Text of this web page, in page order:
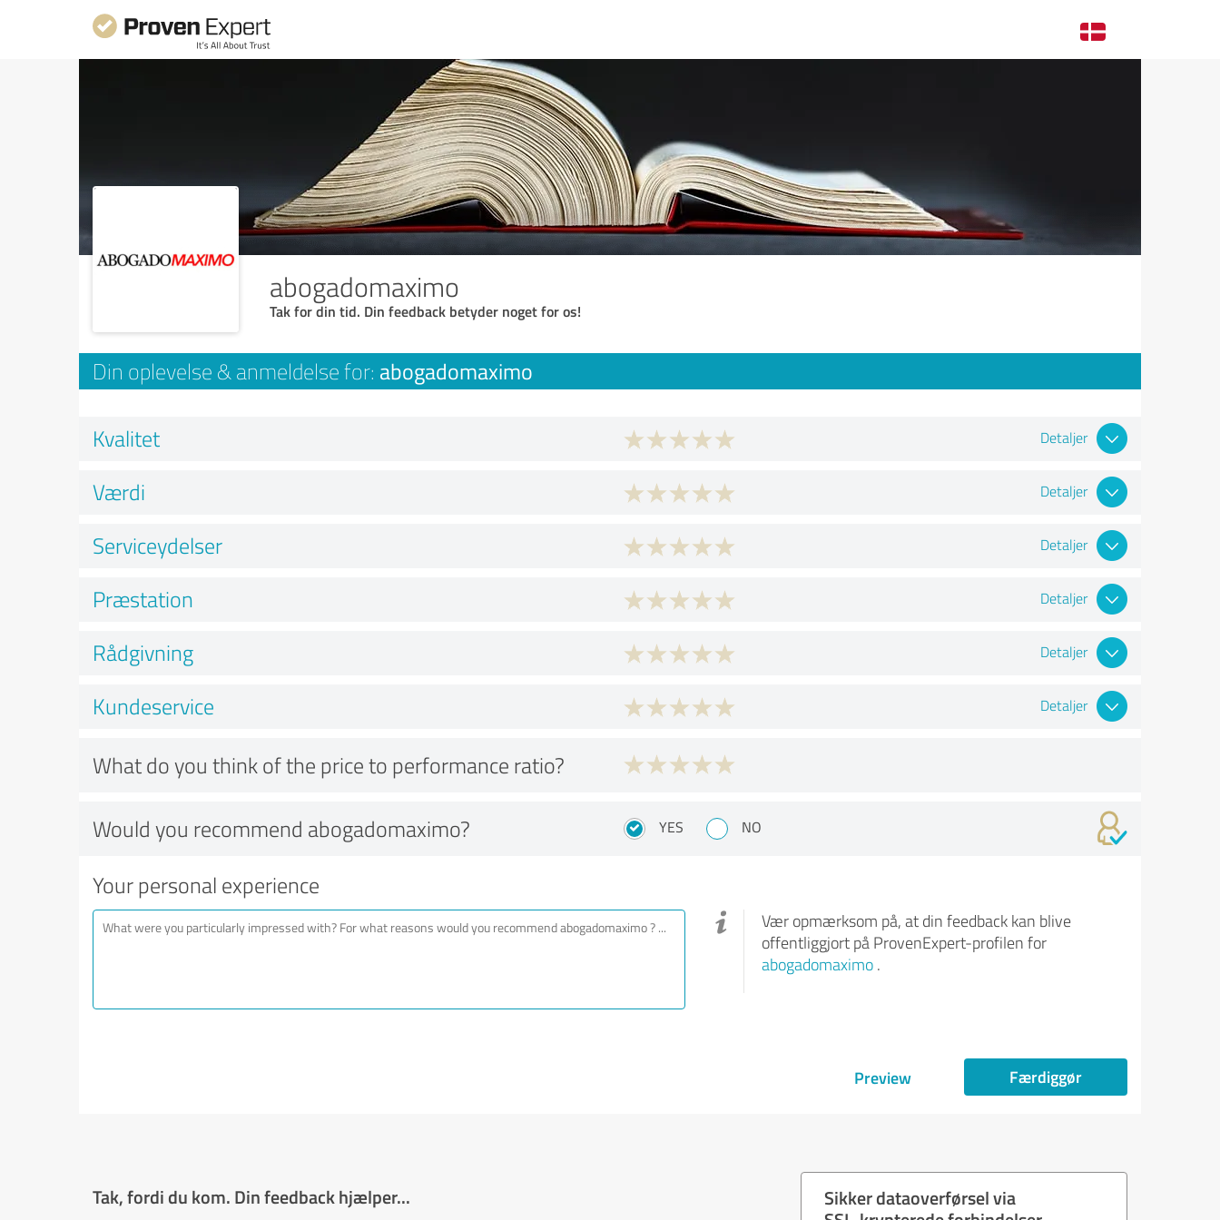
abogadomaximo
Tak for din tid. Din feedback betyder noget for os!
Din oplevelse & anmeldelse for: abogadomaximo
Kvalitet Detaljer
Værdi Detaljer
Serviceydelser Detaljer
Præstation Detaljer
Rådgivning Detaljer
Kundeservice Detaljer
What do you think of the price to performance ratio?
Would you recommend abogadomaximo? YES NO
Your personal experience
Vær opmærksom på, at din feedback kan blive
offentliggjort på ProvenExpert-profilen for
abogadomaximo.
Preview Færdiggør
Tak, fordi du kom. Din feedback hjælper...
Sikker dataoverførsel via